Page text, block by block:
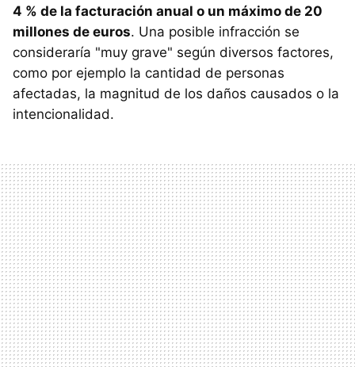
4 % de la facturación anual o un máximo de 20
millones de euros. Una posible infracción se
consideraría "muy grave" según diversos factores,
como por ejemplo la cantidad de personas
afectadas, la magnitud de los daños causados o la
intencionalidad.